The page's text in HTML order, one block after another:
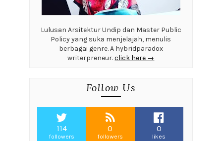
Lulusan Arsitektur Undip dan Master Public
Policy yang suka menjelajah, menulis
berbagai genre. A hybridparadox
writerpreneur.click here →
Follow Us
114
followers
0
followers
0
likes